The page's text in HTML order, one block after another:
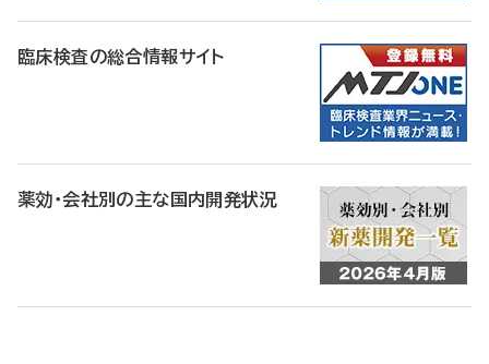
臨床検査の総合情報サイト
薬効・会社別の主な国内開発状況